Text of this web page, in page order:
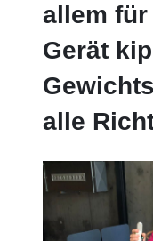
allem für
Gerät
alle